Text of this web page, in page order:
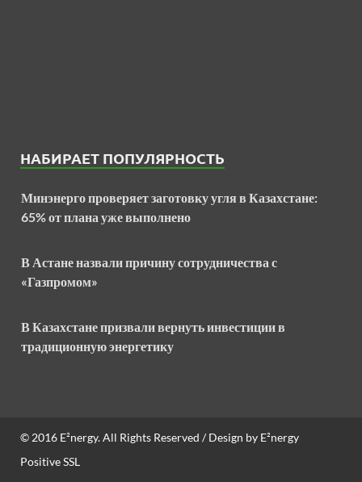
НАБИРАЕТ ПОПУЛЯРНОСТЬ
Минэнерго проверяет заготовку угля в Казахстане:
65% от плана уже выполнено
В Астане назвали причину сотрудничества с
«Газпромом»
В Казахстане призвали вернуть инвестиции в
традиционную энергетику
© 2016 E²nergy. All Rights Reserved / Design by E²nergy
Positive SSL